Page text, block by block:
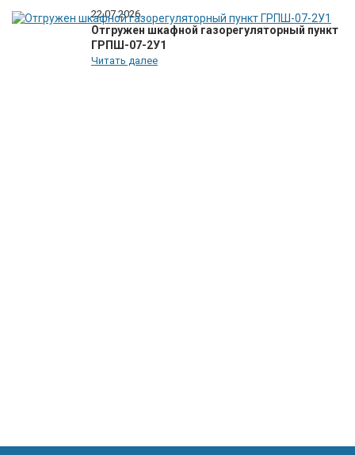
22.07.2026
Отгружен шкафной газорегуляторный пункт
ГРПШ-07-2У1
Читать далее